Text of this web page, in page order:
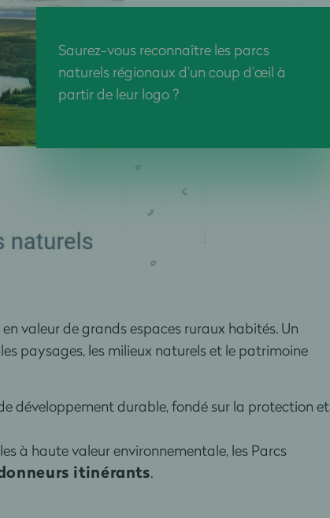
Saurez-vous reconnaître les parcs
naturels régionaux d’un coup d’œil à
partir de leur logo ?
valeur de grands espaces ruraux habités. Un
paysages, les milieux naturels et le patrimoine
développement durable, fondé sur la protection et
à haute valeur environnementale, les Parcs
itinérants.